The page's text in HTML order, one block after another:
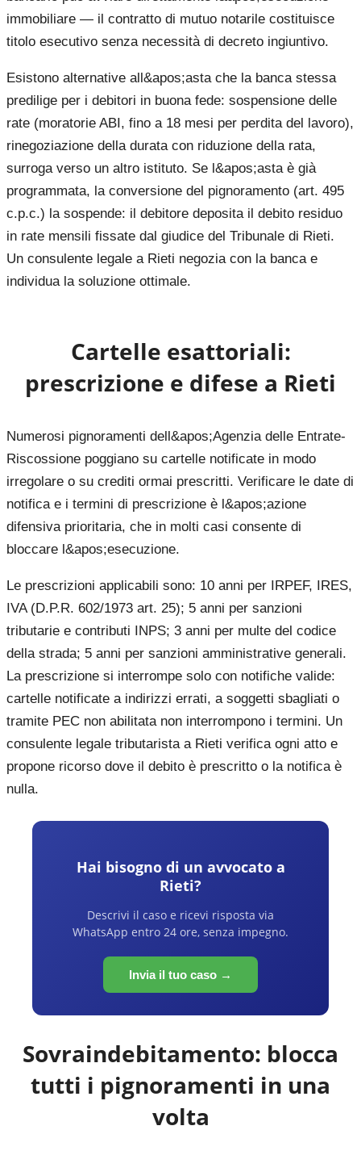
immobiliare — il contratto di mutuo notarile costituisce
titolo esecutivo senza necessità di decreto ingiuntivo.
Esistono alternative all&apos;asta che la banca stessa
predilige per i debitori in buona fede: sospensione delle
rate (moratorie ABI, fino a 18 mesi per perdita del lavoro),
rinegoziazione della durata con riduzione della rata,
surroga verso un altro istituto. Se l&apos;asta è già
programmata, la conversione del pignoramento (art. 495
c.p.c.) la sospende: il debitore deposita il debito residuo
in rate mensili fissate dal giudice del Tribunale di Rieti.
Un consulente legale a Rieti negozia con la banca e
individua la soluzione ottimale.
Cartelle esattoriali:
prescrizione e difese a Rieti
Numerosi pignoramenti dell&apos;Agenzia delle Entrate-
Riscossione poggiano su cartelle notificate in modo
irregolare o su crediti ormai prescritti. Verificare le date di
notifica e i termini di prescrizione è l&apos;azione
difensiva prioritaria, che in molti casi consente di
bloccare l&apos;esecuzione.
Le prescrizioni applicabili sono: 10 anni per IRPEF, IRES,
IVA (D.P.R. 602/1973 art. 25); 5 anni per sanzioni
tributarie e contributi INPS; 3 anni per multe del codice
della strada; 5 anni per sanzioni amministrative generali.
La prescrizione si interrompe solo con notifiche valide:
cartelle notificate a indirizzi errati, a soggetti sbagliati o
tramite PEC non abilitata non interrompono i termini. Un
consulente legale tributarista a Rieti verifica ogni atto e
propone ricorso dove il debito è prescritto o la notifica è
nulla.
Hai bisogno di un avvocato a
Rieti?
Descrivi il caso e ricevi risposta via
WhatsApp entro 24 ore, senza impegno.
Invia il tuo caso →
Sovraindebitamento: blocca
tutti i pignoramenti in una
volta